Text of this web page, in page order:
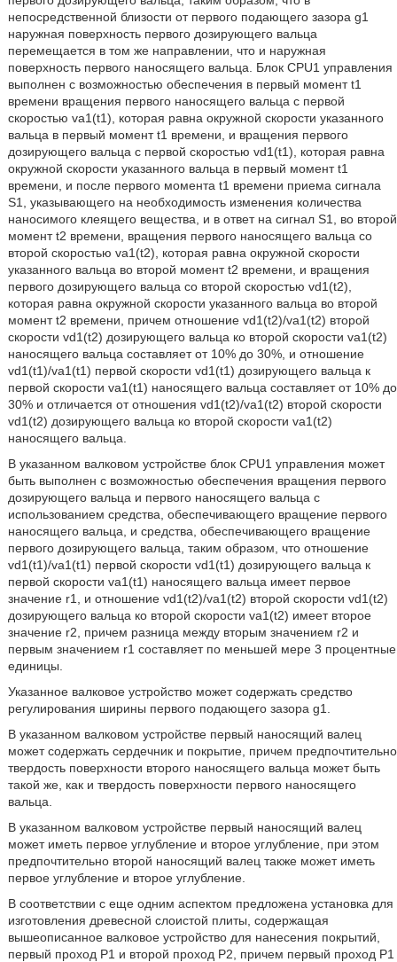
непосредственной близости от первого подающего зазора g1
наружная поверхность первого дозирующего вальца
перемещается в том же направлении, что и наружная
поверхность первого наносящего вальца. Блок CPU1 управления
выполнен с возможностью обеспечения в первый момент t1
времени вращения первого наносящего вальца с первой
скоростью va1(t1), которая равна окружной скорости указанного
вальца в первый момент t1 времени, и вращения первого
дозирующего вальца с первой скоростью vd1(t1), которая равна
окружной скорости указанного вальца в первый момент t1
времени, и после первого момента t1 времени приема сигнала
S1, указывающего на необходимость изменения количества
наносимого клеящего вещества, и в ответ на сигнал S1, во второй
момент t2 времени, вращения первого наносящего вальца со
второй скоростью va1(t2), которая равна окружной скорости
указанного вальца во второй момент t2 времени, и вращения
первого дозирующего вальца со второй скоростью vd1(t2),
которая равна окружной скорости указанного вальца во второй
момент t2 времени, причем отношение vd1(t2)/va1(t2) второй
скорости vd1(t2) дозирующего вальца ко второй скорости va1(t2)
наносящего вальца составляет от 10% до 30%, и отношение
vd1(t1)/va1(t1) первой скорости vd1(t1) дозирующего вальца к
первой скорости va1(t1) наносящего вальца составляет от 10% до
30% и отличается от отношения vd1(t2)/va1(t2) второй скорости
vd1(t2) дозирующего вальца ко второй скорости va1(t2)
наносящего вальца.
В указанном валковом устройстве блок CPU1 управления может
быть выполнен с возможностью обеспечения вращения первого
дозирующего вальца и первого наносящего вальца с
использованием средства, обеспечивающего вращение первого
наносящего вальца, и средства, обеспечивающего вращение
первого дозирующего вальца, таким образом, что отношение
vd1(t1)/va1(t1) первой скорости vd1(t1) дозирующего вальца к
первой скорости va1(t1) наносящего вальца имеет первое
значение r1, и отношение vd1(t2)/va1(t2) второй скорости vd1(t2)
дозирующего вальца ко второй скорости va1(t2) имеет второе
значение r2, причем разница между вторым значением r2 и
первым значением r1 составляет по меньшей мере 3 процентные
единицы.
Указанное валковое устройство может содержать средство
регулирования ширины первого подающего зазора g1.
В указанном валковом устройстве первый наносящий валец
может содержать сердечник и покрытие, причем предпочтительно
твердость поверхности второго наносящего вальца может быть
такой же, как и твердость поверхности первого наносящего
вальца.
В указанном валковом устройстве первый наносящий валец
может иметь первое углубление и второе углубление, при этом
предпочтительно второй наносящий валец также может иметь
первое углубление и второе углубление.
В соответствии с еще одним аспектом предложена установка для
изготовления древесной слоистой плиты, содержащая
вышеописанное валковое устройство для нанесения покрытий,
первый проход Р1 и второй проход Р2, причем первый проход Р1